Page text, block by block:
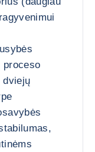
proceso
dviejų